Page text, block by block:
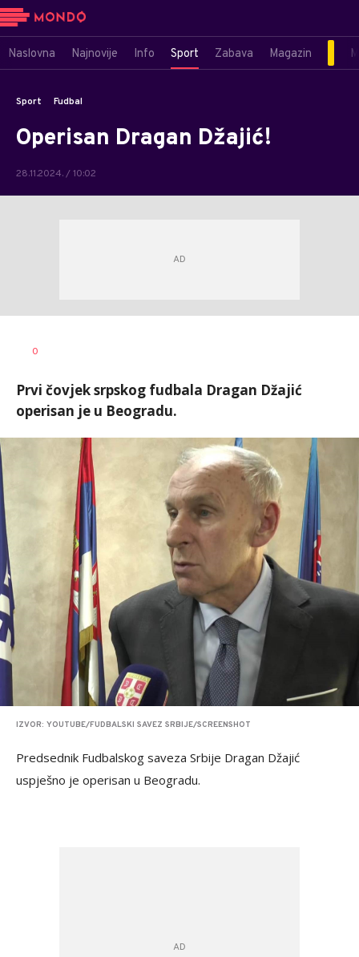
Naslovna Najnovije Info Sport Zabava Magazin
Sport Fudbal
Operisan Dragan Džajić!
28.11.2024. / 10:02
AUTOR
0
Prvi čovjek srpskog fudbala Dragan Džajić
operisan je u Beogradu.
IZVOR: YOUTUBE/FUDBALSKI SAVEZ SRBIJE/SCREENSHOT
Predsednik Fudbalskog saveza Srbije Dragan Džajić
uspješno je operisan u Beogradu.